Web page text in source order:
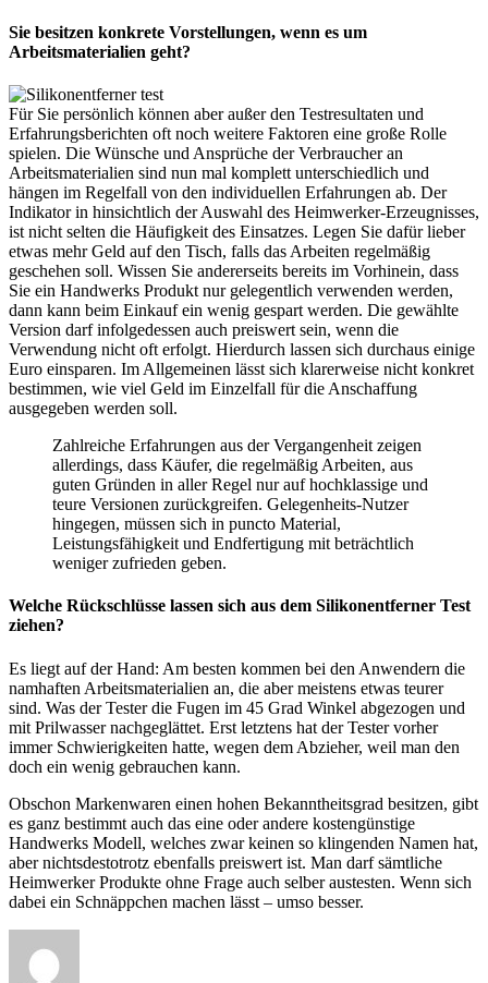
Sie besitzen konkrete Vorstellungen, wenn es um
Arbeitsmaterialien geht?
Für Sie persönlich können aber außer den Testresultaten und
Erfahrungsberichten oft noch weitere Faktoren eine große Rolle
spielen. Die Wünsche und Ansprüche der Verbraucher an
Arbeitsmaterialien sind nun mal komplett unterschiedlich und
hängen im Regelfall von den individuellen Erfahrungen ab. Der
Indikator in hinsichtlich der Auswahl des Heimwerker-Erzeugnisses,
ist nicht selten die Häufigkeit des Einsatzes. Legen Sie dafür lieber
etwas mehr Geld auf den Tisch, falls das Arbeiten regelmäßig
geschehen soll. Wissen Sie andererseits bereits im Vorhinein, dass
Sie ein Handwerks Produkt nur gelegentlich verwenden werden,
dann kann beim Einkauf ein wenig gespart werden. Die gewählte
Version darf infolgedessen auch preiswert sein, wenn die
Verwendung nicht oft erfolgt. Hierdurch lassen sich durchaus einige
Euro einsparen. Im Allgemeinen lässt sich klarerweise nicht konkret
bestimmen, wie viel Geld im Einzelfall für die Anschaffung
ausgegeben werden soll.
Zahlreiche Erfahrungen aus der Vergangenheit zeigen
allerdings, dass Käufer, die regelmäßig Arbeiten, aus
guten Gründen in aller Regel nur auf hochklassige und
teure Versionen zurückgreifen. Gelegenheits-Nutzer
hingegen, müssen sich in puncto Material,
Leistungsfähigkeit und Endfertigung mit beträchtlich
weniger zufrieden geben.
Welche Rückschlüsse lassen sich aus dem Silikonentferner Test
ziehen?
Es liegt auf der Hand: Am besten kommen bei den Anwendern die
namhaften Arbeitsmaterialien an, die aber meistens etwas teurer
sind. Was der Tester die Fugen im 45 Grad Winkel abgezogen und
mit Prilwasser nachgeglättet. Erst letztens hat der Tester vorher
immer Schwierigkeiten hatte, wegen dem Abzieher, weil man den
doch ein wenig gebrauchen kann.
Obschon Markenwaren einen hohen Bekanntheitsgrad besitzen, gibt
es ganz bestimmt auch das eine oder andere kostengünstige
Handwerks Modell, welches zwar keinen so klingenden Namen hat,
aber nichtsdestotrotz ebenfalls preiswert ist. Man darf sämtliche
Heimwerker Produkte ohne Frage auch selber austesten. Wenn sich
dabei ein Schnäppchen machen lässt – umso besser.